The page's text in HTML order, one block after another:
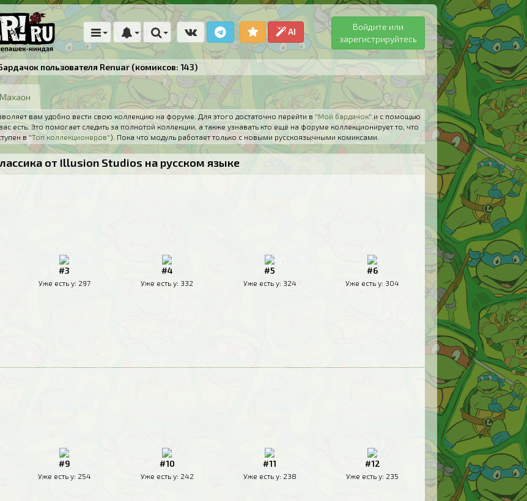
AI
Войдите или
зарегистрируйтесь
пользователя Renuar (комиксов: 143)
Махаон
вам удобно вести свою коллекцию на форуме. Для этого достаточно перейти в "Мой бардачок" и с помощью
есть. Это помогает следить за полнотой коллекции, а также узнавать кто ещё на форуме коллекционирует то, что
в "Топ коллекционеров"). Пока что модуль работает только с новыми русскоязычными комиксами.
от Illusion Studios на русском языке
#3
Уже есть у: 297
#4
Уже есть у: 332
#5
Уже есть у: 324
#6
Уже есть у: 304
#9
Уже есть у: 254
#10
Уже есть у: 242
#11
Уже есть у: 238
#12
Уже есть у: 235